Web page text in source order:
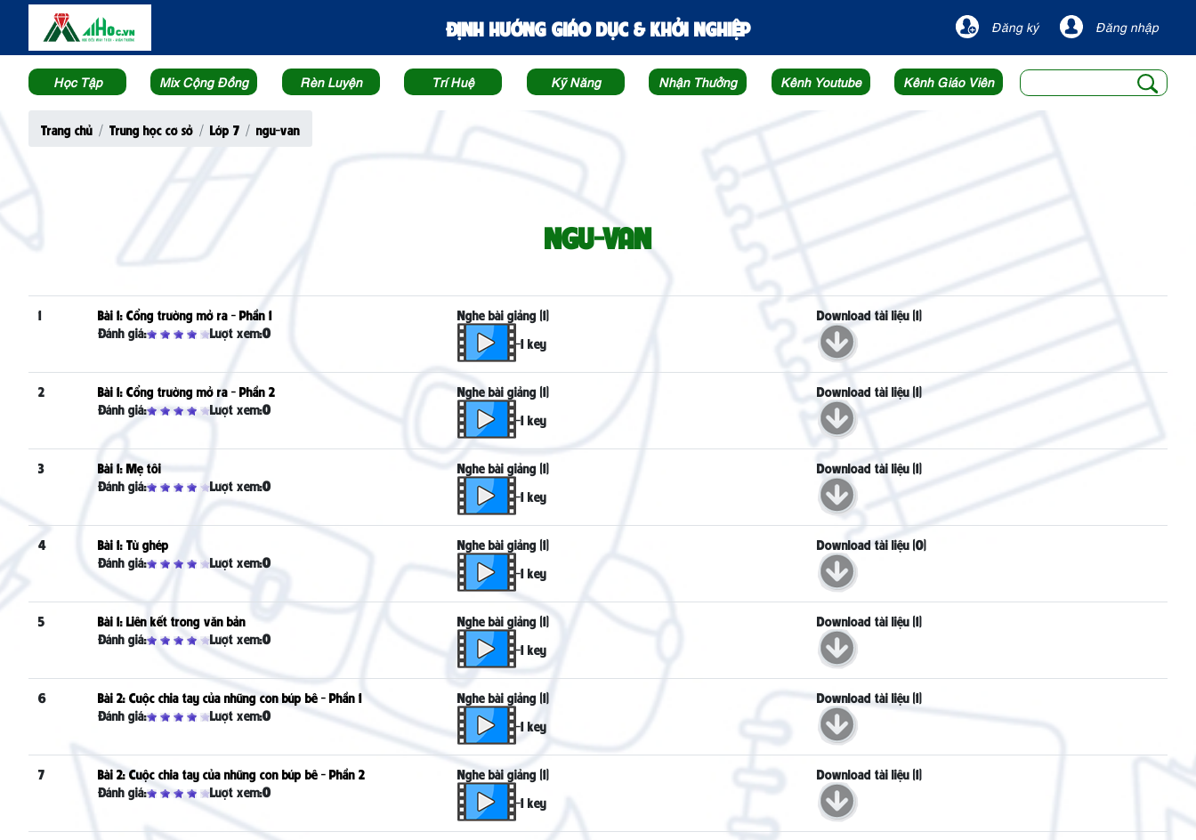
Đăng ký Đăng nhập
ĐỊNH HƯỚNG GIÁO DỤC & KHỞI NGHIỆP
Học Tập Mix Cộng Đồng Rèn Luyện Trí Huệ Kỹ Năng Nhận Thưởng Kênh Youtube Kênh Giáo Viên
Trang chủ Trung học cơ sở Lớp 7 ngu-van
NGU-VAN
1
Bài 1: Cổng trường mở ra - Phần 1
Đánh giá:
Lượt xem:0
Nghe bài giảng (1)
-1 key
Download tài liệu (1)
2
Bài 1: Cổng trường mở ra - Phần 2
Đánh giá:
Lượt xem:0
Nghe bài giảng (1)
-1 key
Download tài liệu (1)
3
Bài 1: Mẹ tôi
Đánh giá:
Lượt xem:0
Nghe bài giảng (1)
-1 key
Download tài liệu (1)
4
Bài 1: Từ ghép
Đánh giá:
Lượt xem:0
Nghe bài giảng (1)
-1 key
Download tài liệu (0)
5
Bài 1: Liên kết trong văn bản
Đánh giá:
Lượt xem:0
Nghe bài giảng (1)
-1 key
Download tài liệu (1)
6
Bài 2: Cuộc chia tay của những con búp bê - Phần 1
Đánh giá:
Lượt xem:0
Nghe bài giảng (1)
-1 key
Download tài liệu (1)
7
Bài 2: Cuộc chia tay của những con búp bê - Phần 2
Đánh giá:
Lượt xem:0
Nghe bài giảng (1)
-1 key
Download tài liệu (1)